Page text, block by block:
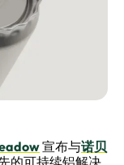
宣布与诺贝